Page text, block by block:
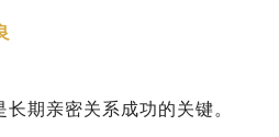
期亲密关系成功的关键。